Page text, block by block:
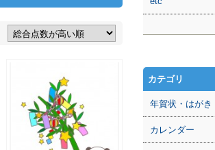
カテゴリ
年賀状・はがき
カレンダー